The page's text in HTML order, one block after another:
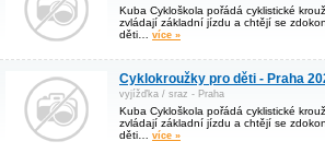
Kuba Cykloškola pořádá cyklistické
zvládají základní jízdu a chtějí se
děti… více »
Cyklokroužky pro děti - Praha
vyjížďka / sraz - Praha
Kuba Cykloškola pořádá cyklistické
zvládají základní jízdu a chtějí se
děti… více »